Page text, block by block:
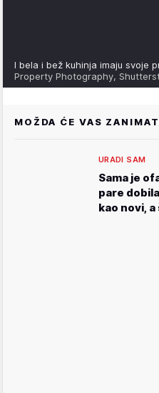
I bela i bež kuhinja imaju svoje
Property Photography,
MOŽDA ĆE VAS
URADI SAM
Sama je
pare
kao novi,